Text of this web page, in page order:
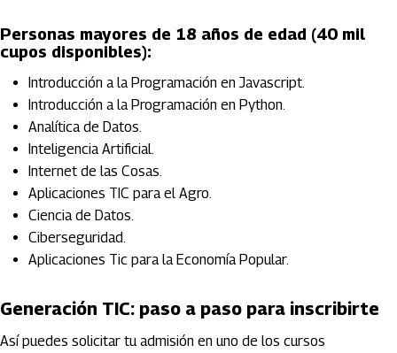
Personas mayores de 18 años de edad (40 mil
cupos disponibles):
Introducción a la Programación en Javascript.
Introducción a la Programación en Python.
Analítica de Datos.
Inteligencia Artificial.
Internet de las Cosas.
Aplicaciones TIC para el Agro.
Ciencia de Datos.
Ciberseguridad.
Aplicaciones Tic para la Economía Popular.
Generación TIC: paso a paso para inscribirte
Así puedes solicitar tu admisión en uno de los cursos